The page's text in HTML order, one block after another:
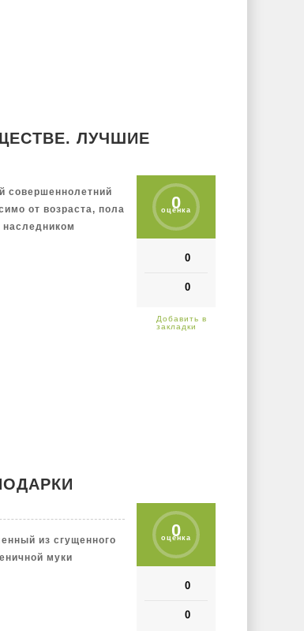
ЛУЧШИЕ
0
оценка
0
0
совершеннолетний
от возраста, пола
0
оценка
0
0
из сгущенного
муки